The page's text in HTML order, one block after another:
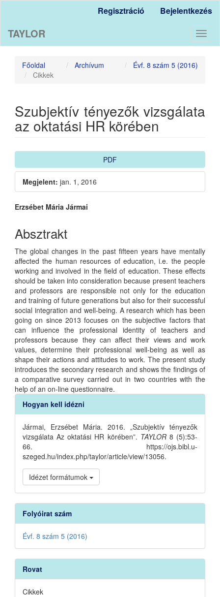
Content
Sidebar
Regisztráció Bejelentkezés
TAYLOR
Főoldal Archívum
Évf. 8 szám 5 (2016)
Cikkek
Szubjektív tényezők vizsgálata
az oktatási HR körében
Article
Sidebar
PDF
Megjelent: jan. 1, 2016
Main
Article
Content
Erzsébet Mária Jármai
Absztrakt
The global changes in the past fifteen years have mentally
affected the human resources of education, i.e. the people
working and involved in the field of education. These effects
should be taken into consideration because present teachers
and professors are responsible not only for the education
and training of future generations but also for their successful
social integration and well-being. A research which has been
going on since 2013 focuses on the subjective factors that
can influence the professional identity of teachers and
professors because they can affect their views and work
values, determine their professional well-being as well as
shape their actions and attitudes to work. The present study
introduces the secondary research and shows the findings of
a comparative survey carried out in two countries with the
help of an on-line questionnaire.
Article
Details
Hogyan kell idézni
Jármai, Erzsébet Mária. 2016. „Szubjektív tényezők
vizsgálata Az oktatási HR körében”. TAYLOR8 (5):53-
66. https://ojs.bibl.u-
szeged.hu/index.php/taylor/article/view/13056.
Idézet formátumok
Folyóirat szám
Évf. 8 szám 5 (2016)
Rovat
Cikkek